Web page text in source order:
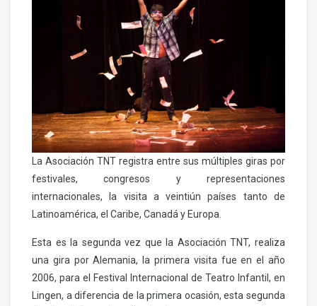
La Asociación TNT registra entre sus múltiples giras por
festivales, congresos y representaciones
internacionales, la visita a veintiún países tanto de
Latinoamérica, el Caribe, Canadá y Europa.
Esta es la segunda vez que la Asociación TNT, realiza
una gira por Alemania, la primera visita fue en el año
2006, para el Festival Internacional de Teatro Infantil, en
Lingen, a diferencia de la primera ocasión, esta segunda